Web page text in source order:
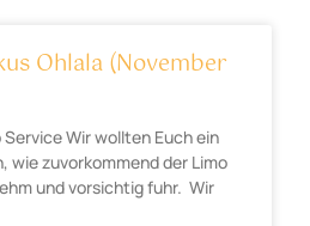
Ohlala (November
Wir wollten Euch ein
wie zuvorkommend der Limo
und vorsichtig fuhr. Wir